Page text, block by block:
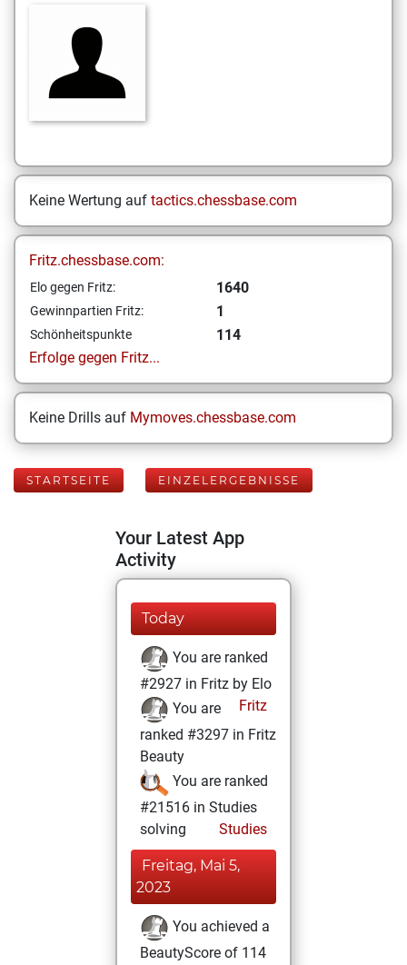
Keine Wertung auf tactics.chessbase.com
Fritz.chessbase.com:
Elo gegen Fritz: 1640
Gewinnpartien Fritz: 1
Schönheitspunkte
114
Erfolge gegen Fritz...
Keine Drills auf Mymoves.chessbase.com
STARTSEITE EINZELERGEBNISSE
Your Latest App
Activity
Today
You are ranked
#2927 in Fritz by Elo
Fritz
You are
ranked #3297 in Fritz
Beauty
You are ranked
#21516 in Studies
solving
Studies
Freitag, Mai 5,
2023
You achieved a
BeautyScore of 114